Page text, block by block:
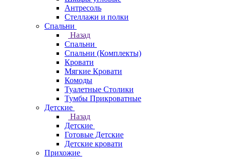
Антресоль
Стеллажи и полки
Спальни
Назад
Спальни
Спальни (Комплекты)
Кровати
Мягкие Кровати
Комоды
Туалетные Столики
Тумбы Прикроватные
Детские
Назад
Детские
Готовые Детские
Детские кровати
Прихожие